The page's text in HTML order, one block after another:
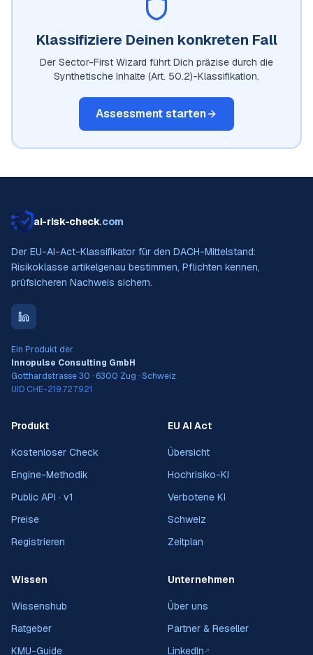
Klassifiziere Deinen konkreten Fall
Der Sector-First Wizard führt Dich präzise durch die
Synthetische Inhalte (Art. 50.2)-Klassifikation.
Assessment starten
ai-risk-check.com
Der EU-AI-Act-Klassifikator für den DACH-Mittelstand:
Risikoklasse artikelgenau bestimmen, Pflichten kennen,
prüfsicheren Nachweis sichern.
Ein Produkt der
Innopulse Consulting GmbH
Gotthardstrasse 30 · 6300 Zug · Schweiz
UID CHE-219.727.921
Produkt
Kostenloser Check
Engine-Methodik
Public API · v1
Preise
Registrieren
EU AI Act
Übersicht
Hochrisiko-KI
Verbotene KI
Schweiz
Zeitplan
Wissen
Wissenshub
Ratgeber
KMU-Guide
Unternehmen
Über uns
Partner & Reseller
LinkedIn ↗